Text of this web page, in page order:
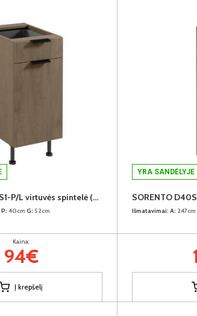
SORENTO D40S1-P/L virtuvės spintelė (Baltic Storm/Baltic Storm)
P: 40cm G: 52cm
Kaina:
94€
Į krepšelį
YRA SANDĖLYJE
Išmatavimai: A: 247cm